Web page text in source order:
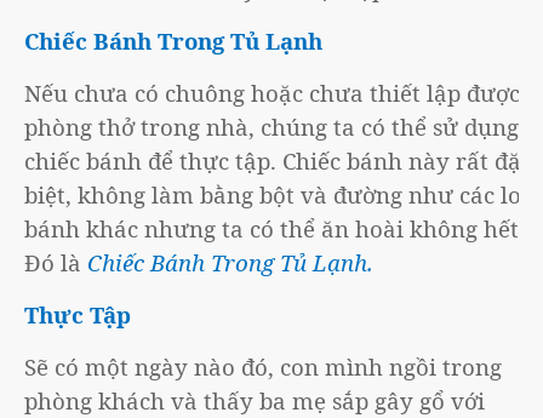
Chiếc Bánh Trong Tủ Lạnh
Nếu chưa có chuông hoặc chưa thiết lập được
phòng thở trong nhà, chúng ta có thể sử dụng
chiếc bánh để thực tập. Chiếc bánh này rất đặc
biệt, không làm bằng bột và đường như các loại
bánh khác nhưng ta có thể ăn hoài không hết.
Đó là Chiếc Bánh Trong Tủ Lạnh.
Thực Tập
Sẽ có một ngày nào đó, con mình ngồi trong
phòng khách và thấy ba mẹ sắp gây gổ với